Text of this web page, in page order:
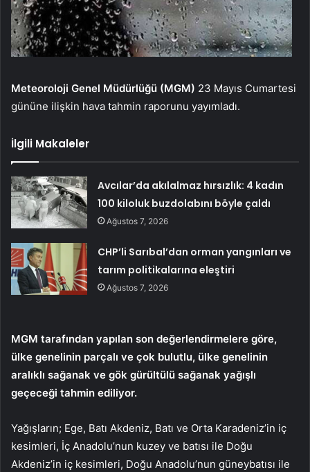
Meteoroloji Genel Müdürlüğü (MGM) 23 Mayıs Cumartesi
gününe ilişkin hava tahmin raporunu yayımladı.
İlgili Makaleler
Avcılar’da akılalmaz hırsızlık: 4 kadın
100 kiloluk buzdolabını böyle çaldı
Ağustos 7, 2026
CHP’li Sarıbal’dan orman yangınları ve
tarım politikalarına eleştiri
Ağustos 7, 2026
MGM tarafından yapılan son değerlendirmelere göre,
ülke genelinin parçalı ve çok bulutlu, ülke genelinin
aralıklı sağanak ve gök gürültülü sağanak yağışlı
geçeceği tahmin ediliyor.
Yağışların; Ege, Batı Akdeniz, Batı ve Orta Karadeniz’in iç
kesimleri, İç Anadolu’nun kuzey ve batısı ile Doğu
Akdeniz’in iç kesimleri, Doğu Anadolu’nun güneybatısı ile